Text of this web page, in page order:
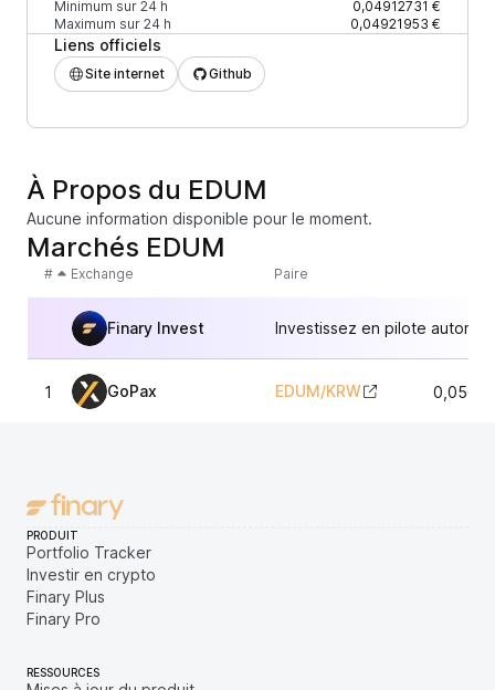
Minimum sur 24 h
0,04912731 €
Maximum sur 24 h
0,04921953 €
Liens officiels
Site internet Github
À Propos du EDUM
Aucune information disponible pour le moment.
Marchés EDUM
# Exchange Paire
Finary Invest Investissez en pilote
1 GoPax EDUM/KRW
PRODUIT
Portfolio Tracker
Investir en crypto
Finary Plus
Finary Pro
RESSOURCES